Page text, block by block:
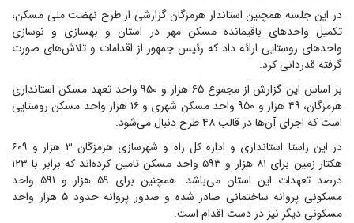
در این جلسه همچنین استاندار هرمزگان گزارشی از طرح نهضت ملی مسکن،
تکمیل واحد‌های باقیمانده مسکن مهر در استان و بهسازی و نوسازی
واحد‌های روستایی ارائه داد که رئیس جمهور از اقدامات و تلاش‌های صورت
گرفته قدردانی کرد.
بر اساس این گزارش از مجموع ۶۵ هزار و ۹۵۰ واحد تعهد مسکن استانداری
هرمزگان، ۴۹ هزار و ۹۵۰ واحد مسکن شهری و ۱۶ هزار واحد مسکن روستایی
است که اجرای آن‌ها در قالب ۴۸ طرح دنبال می‌شود.
در این راستا استانداری و اداره کل راه و شهرسازی هرمزگان ۳ هزار و ۶۰۹
هکتار زمین برای ۸۱ هزار و ۵۹۳ واحد مسکن تامین کرده‌اند که برابر با ۱۲۳
درصد تعهدات این استان می‌باشد. همچنین برای ۵۹ هزار و ۵۹۱ واحد
مسکونی پروانه ساختمانی صادر شده و صدور پروانه حدود ۵ هزار واحد
مسکونی دیگر نیز در دست اقدام است.